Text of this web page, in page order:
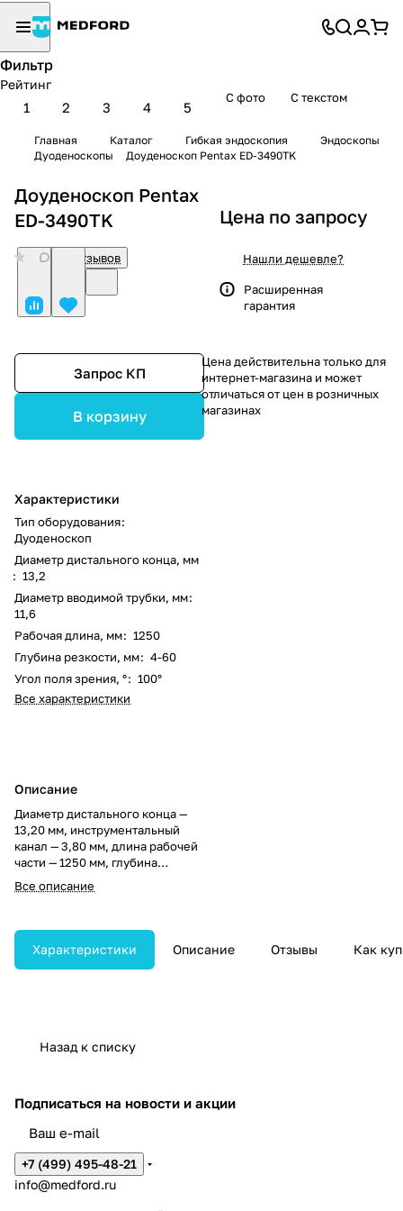
Фильтр
Рейтинг
1 2 3 4 5
С фото С текстом
Главная Каталог Гибкая эндоскопия
Эндоскопы
Дуоденоскопы
Доуденоскоп Pentax ED-3490TK
Доуденоскоп Pentax
ED-3490TK
Нет отзывов
Запрос КП
В корзину
Характеристики
Тип оборудования:
Дуоденоскоп
Диаметр дистального конца, мм
: 13,2
Диаметр вводимой трубки, мм:
11,6
Рабочая длина, мм: 1250
Глубина резкости, мм: 4-60
Угол поля зрения, °: 100°
Все характеристики
Описание
Диаметр дистального конца —
13,20 мм, инструментальный
канал — 3,80 мм, длина рабочей
части — 1250 мм, глубина
резкости — 4–60 мм, углы изгиба
вверх/вниз — 120°/90°.
Все описание
Цена по запросу
Нашли дешевле?
Расширенная
гарантия
Цена действительна только для
интернет-магазина и может
отличаться от цен в розничных
магазинах
Характеристики Описание Отзывы Как
Назад к списку
Подписаться на новости и акции
+7 (499) 495-48-21
info@medford.ru